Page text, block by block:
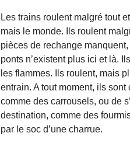
Les trains roulent malgré tout
mais le monde. Ils roulent
pièces de rechange
ponts n’existent plus ici et là.
les flammes. Ils roulent, mais
entrain. A tout moment, ils
comme des carrousels, ou de
destination, comme des
par le soc d’une charrue.